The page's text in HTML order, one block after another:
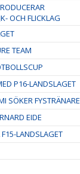
OCH FLICKLAG
TEAM
P16-LANDSLAGET
SÖKER FYSTRÄNARE
EIDE
LANDSLAGET